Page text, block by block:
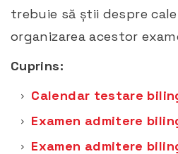
trebuie să știi despre
organizarea acestor
Cuprins:
Calendar testare
Examen admitere
Examen admitere